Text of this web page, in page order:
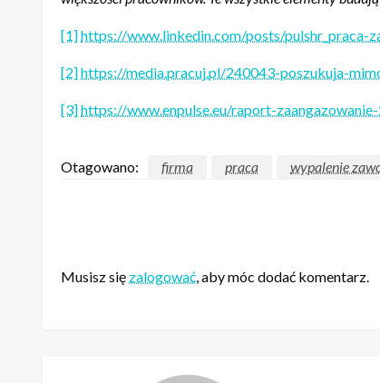
[1]https://www.linkedin.com/posts/pulshr_praca-
[2]https://media.pracuj.pl/240043-poszukuja-
[3]https://www.enpulse.eu/raport-
Otagowano: firma praca wypalenie
Musisz się zalogować , aby móc dodać komentarz.